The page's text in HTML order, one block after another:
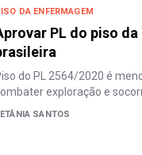
DA ENFERMAGEM
PL do piso
do PL 2564/2020 é
exploração e
SANTOS